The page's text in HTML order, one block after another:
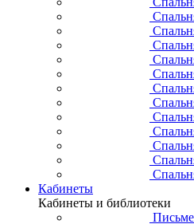
Кабинеты
Кабинеты и библиотеки